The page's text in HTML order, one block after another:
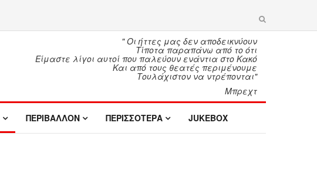
" Οι ήττες μας δεν αποδεικνύουν
Τίποτα παραπάνω από το ότι
Είμαστε λίγοι αυτοί που παλεύουν ενάντια στο Κακό
Και από τους θεατές περιμένουμε
Τουλάχιστον να ντρέπονται"
Μπρεχτ
ΠΕΡΙΒΑΛΛΟΝ ΠΕΡΙΣΣΟΤΕΡΑ JUKEBOX